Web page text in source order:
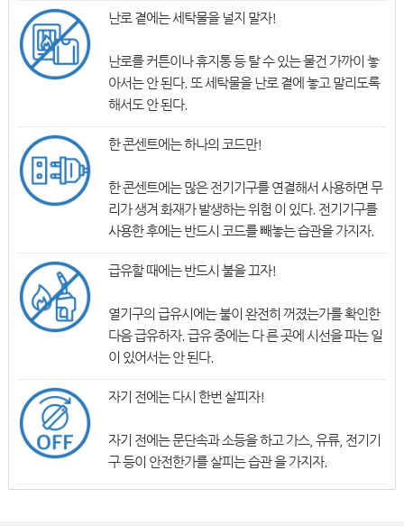
난로 곁에는 세탁물을 널지 말자!
난로를 커튼이나 휴지통 등 탈 수 있는 물건 가까이 놓
아서는 안 된다. 또 세탁물을 난로 곁에 놓고 말리도록
해서도 안 된다.
한 콘센트에는 하나의 코드만!
한 콘센트에는 많은 전기기구를 연결해서 사용하면 무
리가 생겨 화재가 발생하는 위험 이 있다. 전기기구를
사용한 후에는 반드시 코드를 빼놓는 습관을 가지자.
급유할 때에는 반드시 불을 끄자!
열기구의 급유시에는 불이 완전히 꺼졌는가를 확인한
다음 급유하자. 급유 중에는 다 른 곳에 시선을 파는 일
이 있어서는 안 된다.
자기 전에는 다시 한번 살피자!
자기 전에는 문단속과 소등을 하고 가스, 유류, 전기기
구 등이 안전한가를 살피는 습관 을 가지자.